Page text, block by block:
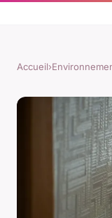
Accueil›